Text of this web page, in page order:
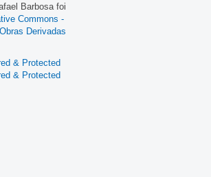
Barbosa foi
Commons -
Derivadas